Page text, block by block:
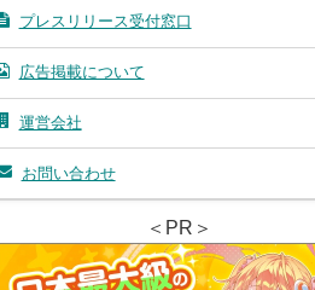
プレスリリース受付窓口
広告掲載について
運営会社
お問い合わせ
＜PR＞